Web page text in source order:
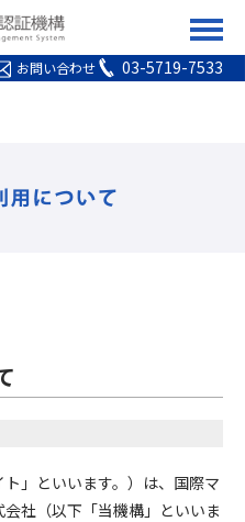
ICMS(国際マネジメント
お問い合わせ 03-5719-7533
」といいます。）は、国際マ
社（以下「当機構」といいま